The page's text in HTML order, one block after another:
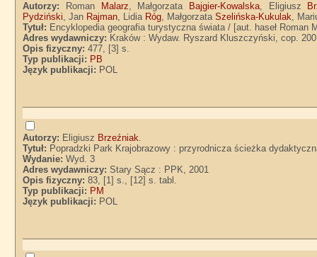
Autorzy: Roman Malarz, Małgorzata Bajgier-Kowalska, Eligiusz
Pydziński, Jan Rajman, Lidia Róg, MałgorzataSzelińska-Kukulak,
Tytuł: Encyklopedia geografia turystyczna świata / [aut. haseł Roman
Adres wydawniczy: Kraków : Wydaw. Ryszard Kluszczyński, cop.
Opis fizyczny:477, [3] s.
Typ publikacji: PB
Język publikacji: POL
Autorzy: Eligiusz Brzeźniak.
Tytuł: Popradzki Park Krajobrazowy : przyrodnicza ścieżka
Wydanie:Wyd. 3
Adres wydawniczy:Stary Sącz : PPK, 2001
Opis fizyczny:83, [1] s., [12] s. tabl.
Typ publikacji: PM
Język publikacji: POL